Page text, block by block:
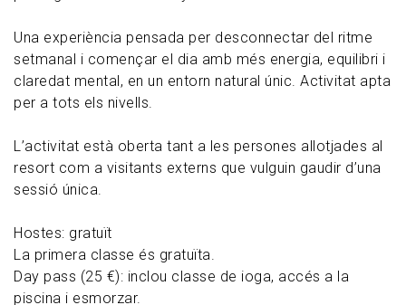
Una experiència pensada per desconnectar del ritme
setmanal i començar el dia amb més energia, equilibri i
claredat mental, en un entorn natural únic. Activitat apta
per a tots els nivells.
L’activitat està oberta tant a les persones allotjades al
resort com a visitants externs que vulguin gaudir d’una
sessió única.
Hostes: gratuït
La primera classe és gratuïta.
Day pass (25 €): inclou classe de ioga, accés a la
piscina i esmorzar.